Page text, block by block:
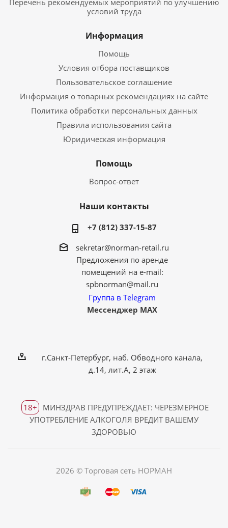
Перечень рекомендуемых мероприятий по улучшению
условий труда
Информация
Помощь
Условия отбора поставщиков
Пользовательское соглашение
Информация о товарных рекомендациях на сайте
Политика обработки персональных данных
Правила использования сайта
Юридическая информация
Помощь
Вопрос-ответ
Наши контакты
+7 (812) 337-15-87
sekretar@norman-retail.ru
Предложения по аренде
помещений на e-mail:
spbnorman@mail.ru
Группа в Telegram
Мессенджер MAX
г.Санкт-Петербург, наб. Обводного канала,
д.14, лит.А, 2 этаж
18+
МИНЗДРАВ ПРЕДУПРЕЖДАЕТ: ЧЕРЕЗМЕРНОЕ
УПОТРЕБЛЕНИЕ АЛКОГОЛЯ ВРЕДИТ ВАШЕМУ
ЗДОРОВЬЮ
2026 © Торговая сеть НОРМАН